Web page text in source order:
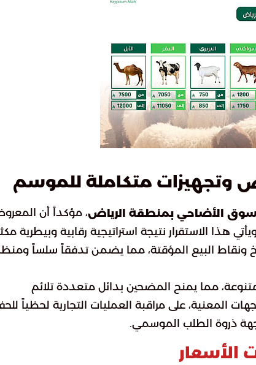
وتجهيزات متكاملة للموسم
سوق الأضاحي بمنطقة الرياض، مؤكداً أن
هذا الاستقرار نتيجة استراتيجية رقابية وبيطرية
ونقاط البيع المؤقتة، مما يضمن تدفقاً سلساً
مما يمنح المضحين بدائل متعددة تلائم
المعنية، على مراقبة العمليات التجارية لحظياً
ذروة الطلب الموسمي.
الأسعار